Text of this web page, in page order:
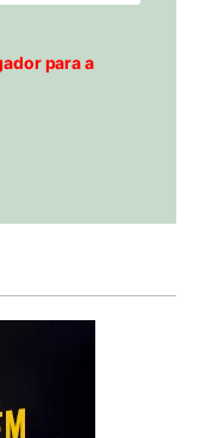
para a